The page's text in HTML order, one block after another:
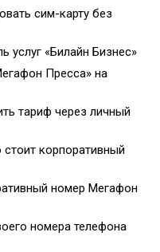
сим-карту без
услуг «Билайн Бизнес»
Пресса» на
тариф через личный
корпоративный
номер Мегафон
номера телефона